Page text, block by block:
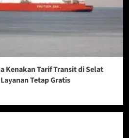
Kenakan Tarif Transit di Selat
Tetap Gratis